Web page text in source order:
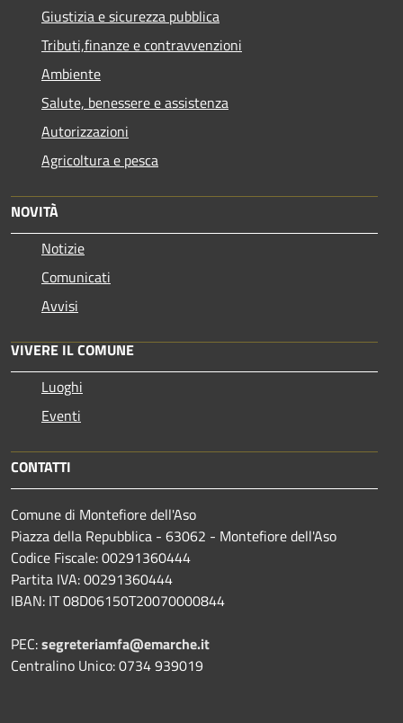
Giustizia e sicurezza pubblica
Tributi,finanze e contravvenzioni
Ambiente
Salute, benessere e assistenza
Autorizzazioni
Agricoltura e pesca
NOVITÀ
Notizie
Comunicati
Avvisi
VIVERE IL COMUNE
Luoghi
Eventi
CONTATTI
Comune di Montefiore dell'Aso
Piazza della Repubblica - 63062 - Montefiore dell'Aso
Codice Fiscale: 00291360444
Partita IVA: 00291360444
IBAN: IT 08D06150T20070000844
PEC:segreteriamfa@emarche.it
Centralino Unico: 0734 939019